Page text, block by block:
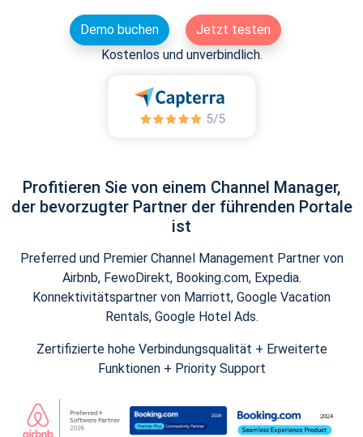
Demo buchen
Jetzt testen
Kostenlos und unverbindlich.
Profitieren Sie von einem Channel Manager,
der bevorzugter Partner der führenden Portale
ist
Preferred und Premier Channel Management Partner von
Airbnb, FewoDirekt, Booking.com, Expedia.
Konnektivitätspartner von Marriott, Google Vacation
Rentals, Google Hotel Ads.
Zertifizierte hohe Verbindungsqualität + Erweiterte
Funktionen + Priority Support